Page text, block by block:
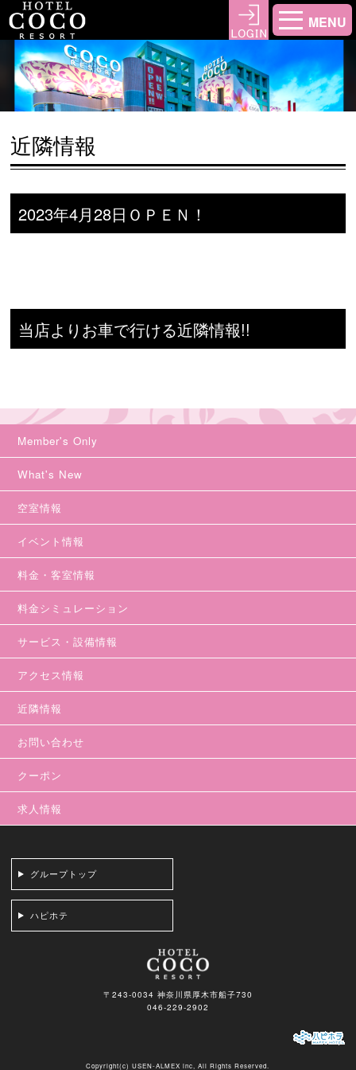
MENU
近隣情報
2023年4月28日ＯＰＥＮ！
当店よりお車で行ける近隣情報!!
Member's Only
What's New
空室情報
イベント情報
料金・客室情報
料金シミュレーション
サービス・設備情報
アクセス情報
近隣情報
お問い合わせ
クーポン
求人情報
グループトップ
ハピホテ
〒243-0034 神奈川県厚木市船子730
046-229-2902
Copyright(c)USEN-ALMEX inc, All Rights Reserved.